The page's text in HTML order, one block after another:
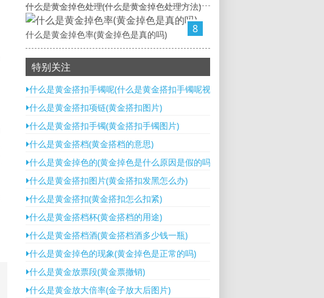
什么是黄金掉色处理(什么是黄金掉色处理方法)
8
什么是黄金掉色率(黄金掉色是真的吗)
特别关注
什么是黄金搭扣手镯呢(什么是黄金搭扣手镯呢视频)
什么是黄金搭扣项链(黄金搭扣图片)
什么是黄金搭扣手镯(黄金搭扣手镯图片)
什么是黄金搭档(黄金搭档的意思)
什么是黄金掉色的(黄金掉色是什么原因是假的吗)
什么是黄金搭扣图片(黄金搭扣发黑怎么办)
什么是黄金搭扣(黄金搭扣怎么扣紧)
什么是黄金搭档杯(黄金搭档的用途)
什么是黄金搭档酒(黄金搭档酒多少钱一瓶)
什么是黄金掉色的现象(黄金掉色是正常的吗)
什么是黄金放票段(黄金票撤销)
什么是黄金放大倍率(金子放大后图片)